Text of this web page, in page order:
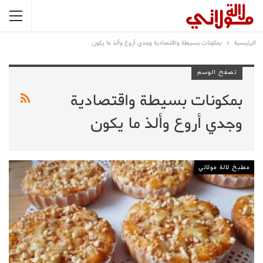
الرئيسية بمكونات بسيطة واقتصادية وجدي أروع وألذ ما يكون
تصفح الوسم
بمكونات بسيطة واقتصادية
وجدي أروع وألذ ما يكون
مطبخ لالة مولاتي